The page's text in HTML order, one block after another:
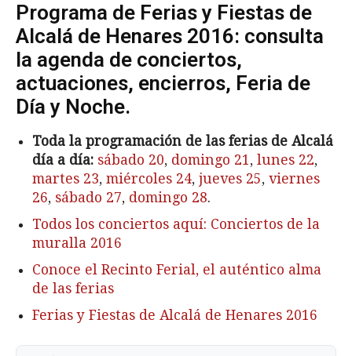
Programa de Ferias y Fiestas de
Alcalá de Henares 2016: consulta
la agenda de conciertos,
actuaciones, encierros, Feria de
Día y Noche.
Toda la programación de las ferias de Alcalá
día a día: sábado 20, domingo 21, lunes 22,
martes 23, miércoles 24, jueves 25, viernes
26, sábado 27, domingo 28.
Todos los conciertos aquí: Conciertos de la
muralla 2016
Conoce el Recinto Ferial, el auténtico alma
de las ferias
Ferias y Fiestas de Alcalá de Henares 2016